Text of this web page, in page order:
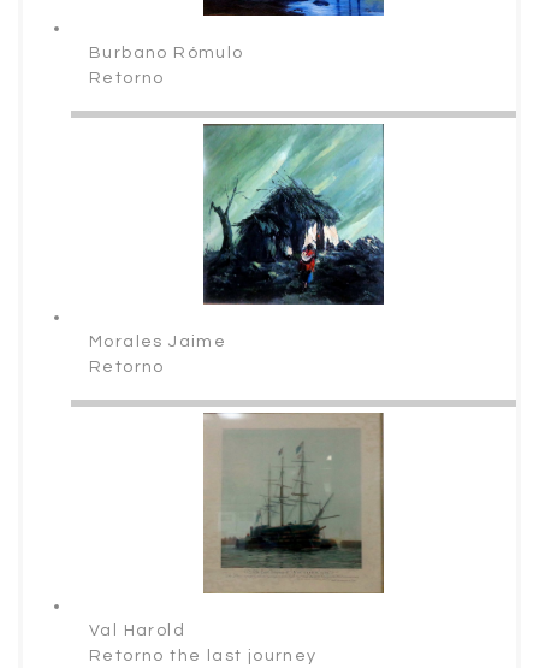
Burbano Rómulo
Retorno
Morales Jaime
Retorno
Val Harold
Retorno the last journey